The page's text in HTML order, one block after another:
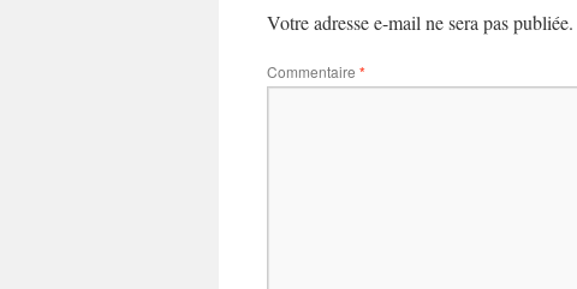
Votre adresse e-mail ne sera pas publiée.
Commentaire *